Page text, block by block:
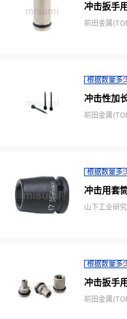
冲击扳手
前田金属
根据数量多
冲击性加
前田金属
根据数量多
冲击用套
山下工业研
根据数量多
冲击扳手
前田金属